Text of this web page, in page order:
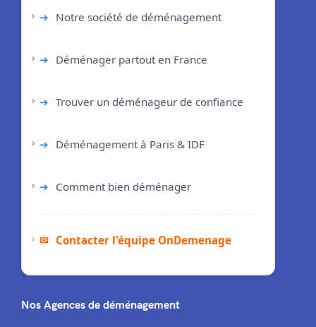
➔ Notre société de déménagement
➔ Déménager partout en France
➔ Trouver un déménageur de confiance
➔ Déménagement à Paris & IDF
➔ Comment bien déménager
✉ Contacter l'équipe OnDemenage
Nos Agences de déménagement